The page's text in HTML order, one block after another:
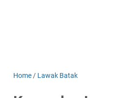
Home / Lawak Batak